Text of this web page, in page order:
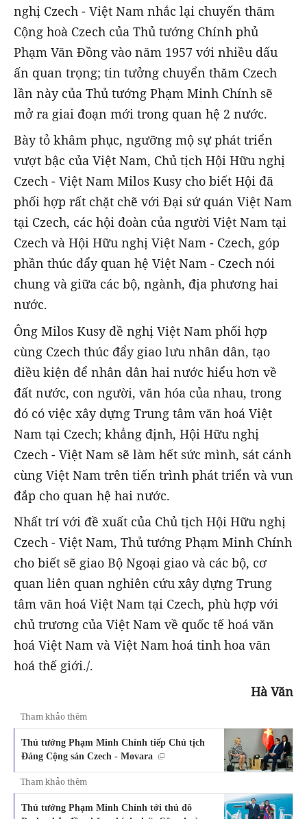
nghị Czech - Việt Nam nhắc lại chuyến thăm
Cộng hoà Czech của Thủ tướng Chính phủ
Phạm Văn Đồng vào năm 1957 với nhiều dấu
ấn quan trọng; tin tưởng chuyển thăm Czech
lần này của Thủ tướng Phạm Minh Chính sẽ
mở ra giai đoạn mới trong quan hệ 2 nước.
Bày tỏ khâm phục, ngưỡng mộ sự phát triển
vượt bậc của Việt Nam, Chủ tịch Hội Hữu nghị
Czech - Việt Nam Milos Kusy cho biết Hội đã
phối hợp rất chặt chẽ với Đại sứ quán Việt Nam
tại Czech, các hội đoàn của người Việt Nam tại
Czech và Hội Hữu nghị Việt Nam - Czech, góp
phần thúc đẩy quan hệ Việt Nam - Czech nói
chung và giữa các bộ, ngành, địa phương hai
nước.
Ông Milos Kusy đề nghị Việt Nam phối hợp
cùng Czech thúc đẩy giao lưu nhân dân, tạo
điều kiện để nhân dân hai nước hiểu hơn về
đất nước, con người, văn hóa của nhau, trong
đó có việc xây dựng Trung tâm văn hoá Việt
Nam tại Czech; khẳng định, Hội Hữu nghị
Czech - Việt Nam sẽ làm hết sức mình, sát cánh
cùng Việt Nam trên tiến trình phát triển và vun
đắp cho quan hệ hai nước.
Nhất trí với đề xuất của Chủ tịch Hội Hữu nghị
Czech - Việt Nam, Thủ tướng Phạm Minh Chính
cho biết sẽ giao Bộ Ngoại giao và các bộ, cơ
quan liên quan nghiên cứu xây dựng Trung
tâm văn hoá Việt Nam tại Czech, phù hợp với
chủ trương của Việt Nam về quốc tế hoá văn
hoá Việt Nam và Việt Nam hoá tinh hoa văn
hoá thế giới./.
Hà Văn
Tham khảo thêm
Thủ tướng Phạm Minh Chính tiếp Chủ tịch
Đảng Cộng sản Czech - Movara
Tham khảo thêm
Thủ tướng Phạm Minh Chính tới thủ đô